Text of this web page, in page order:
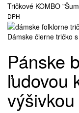
Tričkové KOMBO
DPH
Dámske čierne tričko
Pánske
ľudovou
výšivkou